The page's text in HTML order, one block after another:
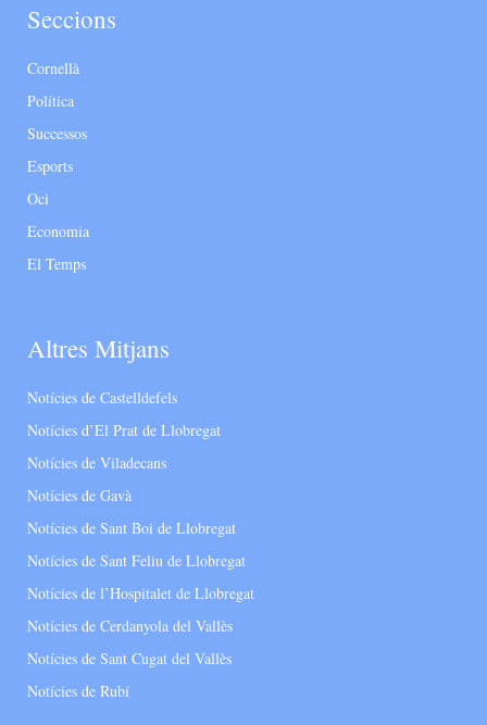
Seccions
Cornellà
Política
Successos
Esports
Oci
Economia
El Temps
Altres Mitjans
Notícies de Castelldefels
Notícies d’El Prat de Llobregat
Notícies de Viladecans
Notícies de Gavà
Notícies de Sant Boi de Llobregat
Notícies de Sant Feliu de Llobregat
Notícies de l’Hospitalet de Llobregat
Notícies de Cerdanyola del Vallès
Notícies de Sant Cugat del Vallès
Notícies de Rubí